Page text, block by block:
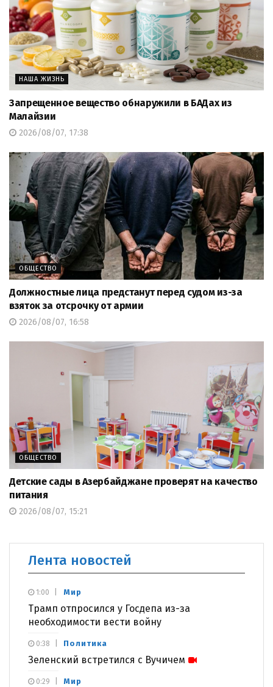
НАША ЖИЗНЬ
Запрещенное вещество обнаружили в БАДах из
Малайзии
2026/08/07, 17:38
ОБЩЕСТВО
Должностные лица предстанут перед судом из-за
взяток за отсрочку от армии
2026/08/07, 16:58
ОБЩЕСТВО
Детские сады в Азербайджане проверят на качество
питания
2026/08/07, 15:21
Лента новостей
Мир
Трамп отпросился у Госдепа из-за
необходимости вести войну
1:00
Политика
Зеленский встретился с Вучичем
0:38
Мир
0:29